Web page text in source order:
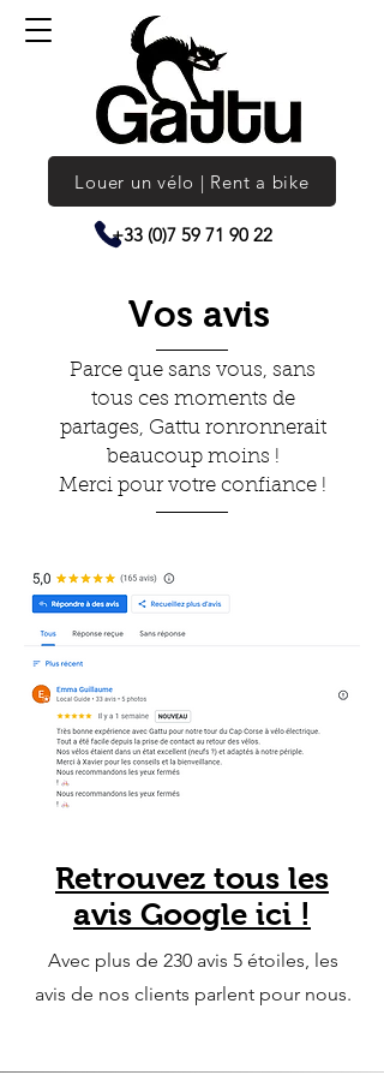
Louer un vélo | Rent a bike
+33 (0)7 59 71 90 22
Vos avis
Parce que sans vous, sans
tous ces moments de
partages, Gattu ronronnerait
beaucoup moins !
Merci pour votre confiance !
Retrouvez tous les
avis Google ici !
Avec plus de 230 avis 5 étoiles, les
avis de nos clients parlent pour nous.